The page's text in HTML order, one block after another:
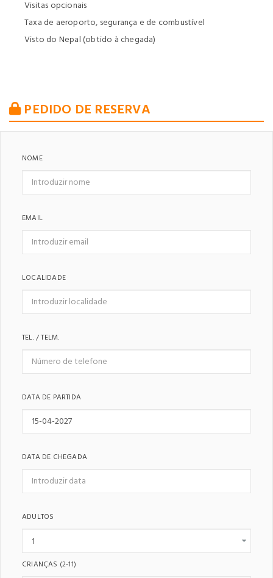
Visitas opcionais
Taxa de aeroporto, segurança e de combustível
Visto do Nepal (obtido à chegada)
PEDIDO DE RESERVA
NOME
EMAIL
LOCALIDADE
TEL. / TELM.
DATA DE PARTIDA
DATA DE CHEGADA
ADULTOS
CRIANÇAS (2-11)